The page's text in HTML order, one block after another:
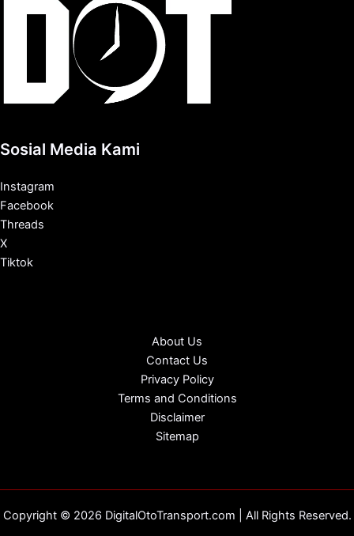
Sosial Media Kami
Instagram
Facebook
Threads
X
Tiktok
About Us
Contact Us
Privacy Policy
Terms and Conditions
Disclaimer
Sitemap
Copyright © 2026 DigitalOtoTransport.com | All Rights Reserved.